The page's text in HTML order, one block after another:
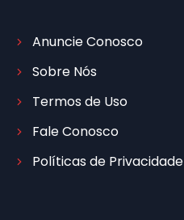
Anuncie Conosco
Sobre Nós
Termos de Uso
Fale Conosco
Políticas de Privacidade